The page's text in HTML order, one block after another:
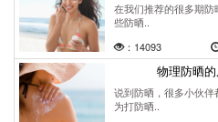
在我们推荐的很多期
些防晒..
：14093
物理防晒
说到防晒，很多小伙
为打防晒..